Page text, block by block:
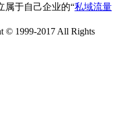
属于自己企业的“私域流量
© 1999-2017 All Rights